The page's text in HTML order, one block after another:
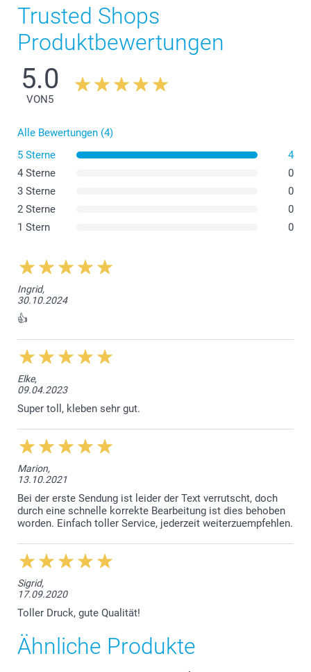
Trusted Shops
Produktbewertungen
5.0
VON5
Alle Bewertungen (4)
5 Sterne
4
4 Sterne
0
3 Sterne
0
2 Sterne
0
1 Stern
0
Ingrid,
30.10.2024
👍
Elke,
09.04.2023
Super toll, kleben sehr gut.
Marion,
13.10.2021
Bei der erste Sendung ist leider der Text verrutscht, doch
durch eine schnelle korrekte Bearbeitung ist dies behoben
worden. Einfach toller Service, jederzeit weiterzuempfehlen.
Sigrid,
17.09.2020
Toller Druck, gute Qualität!
Ähnliche Produkte